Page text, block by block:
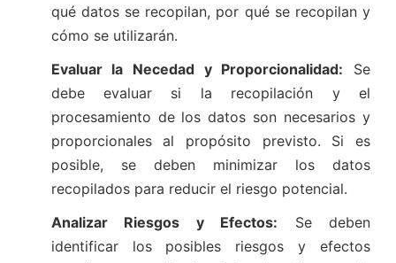
qué datos se recopilan, por qué se recopilan y
cómo se utilizarán.
Evaluar la Necedad y Proporcionalidad: Se
debe evaluar si la recopilación y el
procesamiento de los datos son necesarios y
proporcionales al propósito previsto. Si es
posible, se deben minimizar los datos
recopilados para reducir el riesgo potencial.
Analizar Riesgos y Efectos: Se deben
identificar los posibles riesgos y efectos